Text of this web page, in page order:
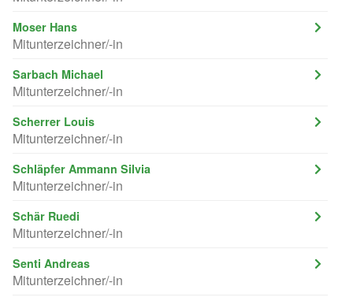
Moser Hans
Mitunterzeichner/-in
Sarbach Michael
Mitunterzeichner/-in
Scherrer Louis
Mitunterzeichner/-in
Schläpfer Ammann Silvia
Mitunterzeichner/-in
Schär Ruedi
Mitunterzeichner/-in
Senti Andreas
Mitunterzeichner/-in